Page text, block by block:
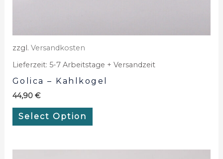
zzgl. Versandkosten
Lieferzeit: 5-7 Arbeitstage + Versandzeit
Golica – Kahlkogel
44,90 €
Select Option